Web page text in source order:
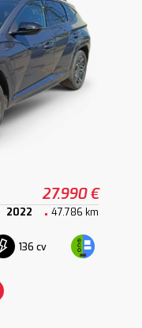
27.990 €
2022 47.786 km
136 cv